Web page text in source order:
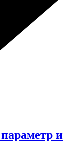
и